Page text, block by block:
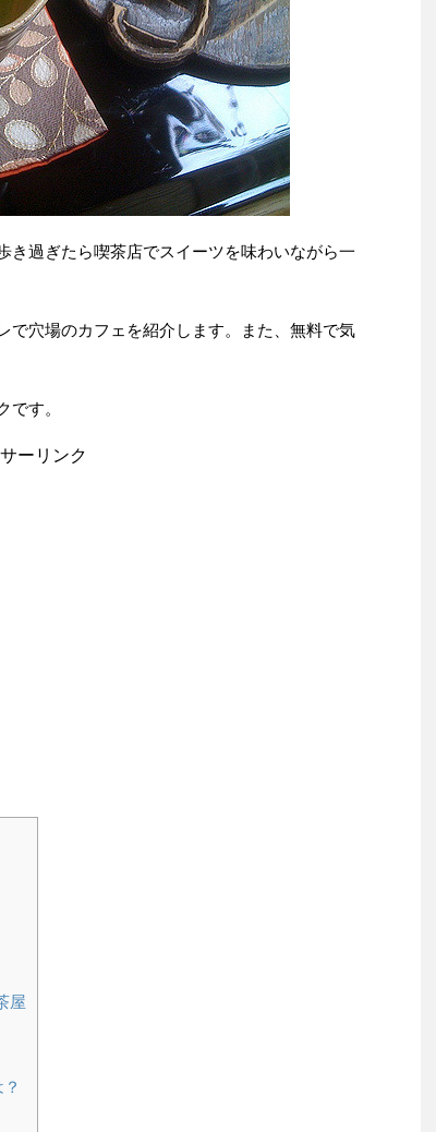
き過ぎたら喫茶店でスイーツを味わいながら一
で穴場のカフェを紹介します。また、無料で気
です。
ーリンク
屋